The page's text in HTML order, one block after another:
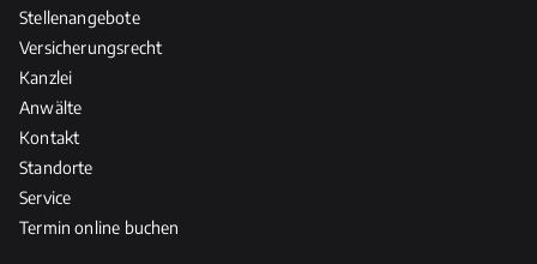
Stellenangebote
Versicherungsrecht
Kanzlei
Anwälte
Kontakt
Standorte
Service
Termin online buchen